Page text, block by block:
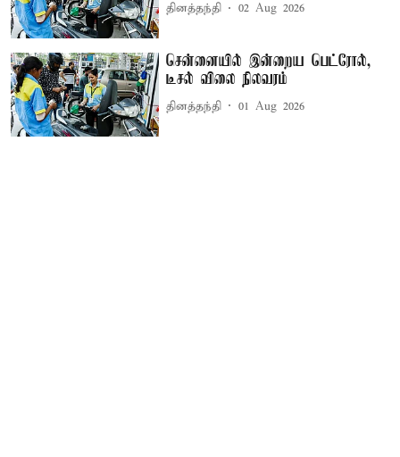
தினத்தந்தி 02 Aug 2026
சென்னையில் இன்றைய பெட்ரோல்,
டீசல் விலை நிலவரம்
தினத்தந்தி 01 Aug 2026